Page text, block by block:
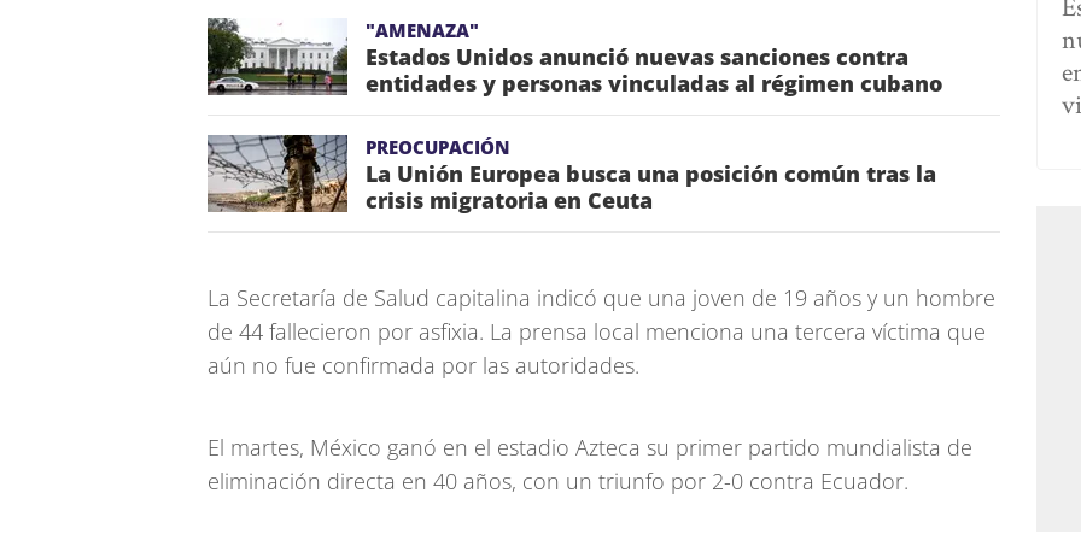
"AMENAZA"
Estados Unidos anunció nuevas sanciones contra
entidades y personas vinculadas al régimen cubano
PREOCUPACIÓN
La Unión Europea busca una posición común tras la
crisis migratoria en Ceuta
La Secretaría de Salud capitalina indicó que una joven de 19 años y un hombre
de 44 fallecieron por asfixia. La prensa local menciona una tercera víctima que
aún no fue confirmada por las autoridades.
El martes, México ganó en el estadio Azteca su primer partido mundialista de
eliminación directa en 40 años, con un triunfo por 2-0 contra Ecuador.